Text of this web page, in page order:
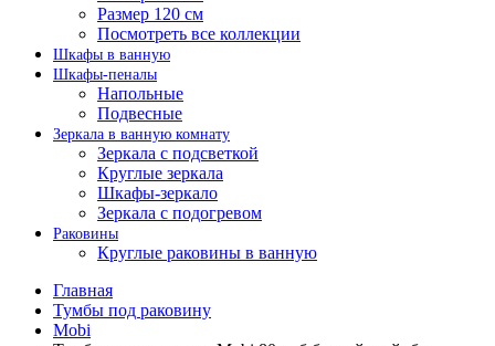
Размер 120 см
Посмотреть все коллекции
Шкафы в ванную
Шкафы-пеналы
Напольные
Подвесные
Зеркала в ванную комнату
Зеркала с подсветкой
Круглые зеркала
Шкафы-зеркало
Зеркала с подогревом
Раковины
Круглые раковины в ванную
Главная
Тумбы под раковину
Mobi